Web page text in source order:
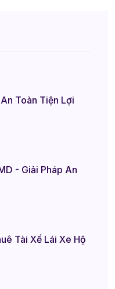
Toàn Tiện Lợi
- Giải Pháp An
Tài Xế Lái Xe Hộ